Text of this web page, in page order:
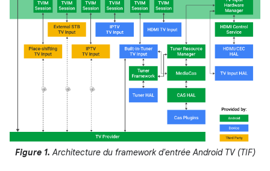
Figure 1. Architecture du framework d'entrée Android TV (TIF)